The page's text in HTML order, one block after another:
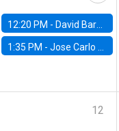
12:20 PM - David Bardey, Universidad de los Andes - CEDE
1:35 PM -Jose Carlo Bermudez, UC (ME) & World Bank
12